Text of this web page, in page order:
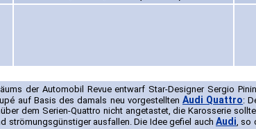
der Automobil Revue entwarf Star-Designer Sergio
auf Basis des damals neu vorgestellten Audi Quattro:
dem Serien-Quattro nicht angetastet, die Karosserie
strömungsgünstiger ausfallen. Die Idee gefiel auch Audi, so